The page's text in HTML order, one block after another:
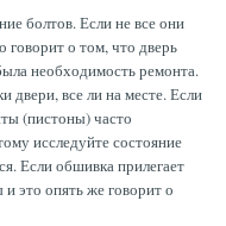
болтов. Если не все они
говорит о том, что дверь
необходимость ремонта.
двери, все ли на месте. Если
(пистоны) часто
исследуйте состояние
Если обшивка прилегает
это опять же говорит о